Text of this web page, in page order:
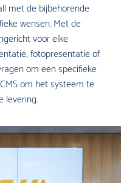
met de bijbehorende
wensen. Met de
voor elke
fotopresentatie of
om een specifieke
om het systeem te
levering.